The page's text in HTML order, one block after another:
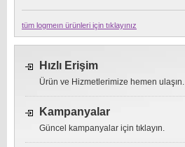
tüm logmeın ürünleri için tıklayınız
Hızlı Erişim
Ürün ve Hizmetlerimize hemen ulaşın.
Kampanyalar
Güncel kampanyalar için tıklayın.